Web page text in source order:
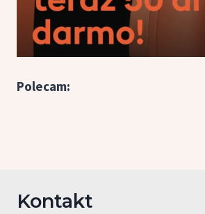
Polecam:
Kontakt